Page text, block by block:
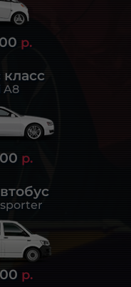
р.
A8
р.
р.